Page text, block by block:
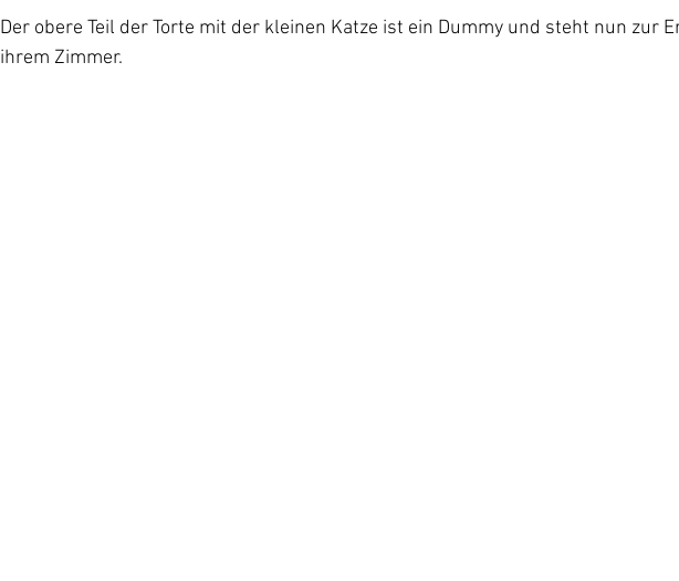
Der obere Teil der Torte mit der kleinen Katze ist ein Dummy und steht nun zur
ihrem Zimmer.